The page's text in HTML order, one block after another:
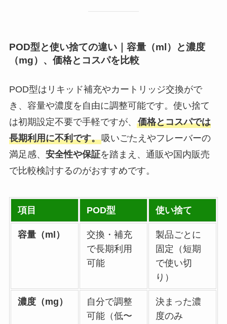
POD型と使い捨ての違い｜容量（ml）と濃度
（mg）、価格とコスパを比較
POD型はリキッド補充やカートリッジ交換がで
き、容量や濃度を自由に調整可能です。使い捨て
は初期設定不要で手軽ですが、 価格とコスパでは
長期利用に不利です。吸いごたえやフレーバーの
満足感、 安全性や保証を踏まえ、通販や国内販売
で比較検討するのがおすすめです。
項目 POD型 使い捨て
容量（ml）
交換・補充
で長期利用
可能
製品ごとに
固定（短期
で使い切
り）
濃度（mg）
自分で調整
可能（低〜
決まった濃
度のみ